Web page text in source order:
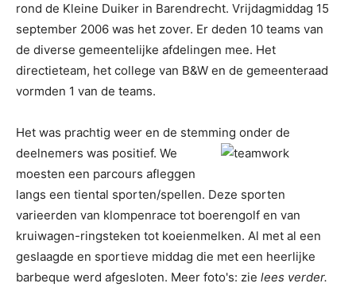
rond de Kleine Duiker in Barendrecht. Vrijdagmiddag 15
september 2006 was het zover. Er deden 10 teams van
de diverse gemeentelijke afdelingen mee. Het
directieteam, het college van B&W en de gemeenteraad
vormden 1 van de teams.
Het was prachtig weer en de stemming onder de
deelnemers was positief. We
moesten een parcours afleggen
langs een tiental sporten/spellen. Deze sporten
varieerden van klompenrace tot boerengolf en van
kruiwagen-ringsteken tot koeienmelken. Al met al een
geslaagde en sportieve middag die met een heerlijke
barbeque werd afgesloten. Meer foto's: zie lees verder.